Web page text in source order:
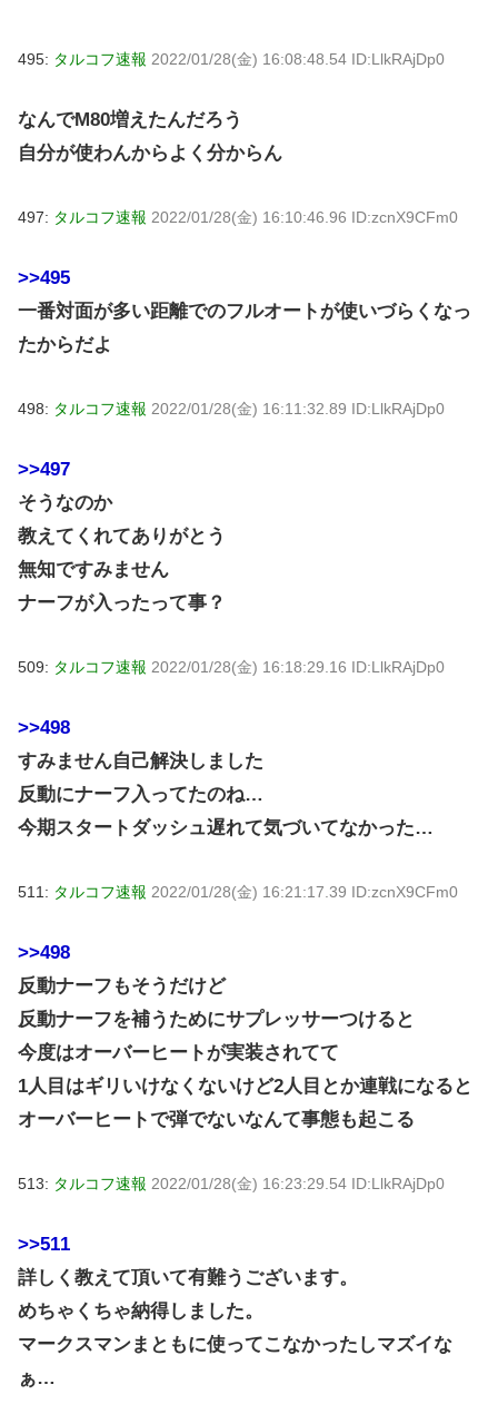
495: タルコフ速報 2022/01/28(金) 16:08:48.54 ID:LlkRAjDp0
なんでM80増えたんだろう
自分が使わんからよく分からん
497: タルコフ速報 2022/01/28(金) 16:10:46.96 ID:zcnX9CFm0
>>495
一番対面が多い距離でのフルオートが使いづらくなっ
たからだよ
498: タルコフ速報 2022/01/28(金) 16:11:32.89 ID:LlkRAjDp0
>>497
そうなのか
教えてくれてありがとう
無知ですみません
ナーフが入ったって事？
509: タルコフ速報 2022/01/28(金) 16:18:29.16 ID:LlkRAjDp0
>>498
すみません自己解決しました
反動にナーフ入ってたのね…
今期スタートダッシュ遅れて気づいてなかった…
511: タルコフ速報 2022/01/28(金) 16:21:17.39 ID:zcnX9CFm0
>>498
反動ナーフもそうだけど
反動ナーフを補うためにサプレッサーつけると
今度はオーバーヒートが実装されてて
1人目はギリいけなくないけど2人目とか連戦になると
オーバーヒートで弾でないなんて事態も起こる
513: タルコフ速報 2022/01/28(金) 16:23:29.54 ID:LlkRAjDp0
>>511
詳しく教えて頂いて有難うございます。
めちゃくちゃ納得しました。
マークスマンまともに使ってこなかったしマズイな
ぁ…